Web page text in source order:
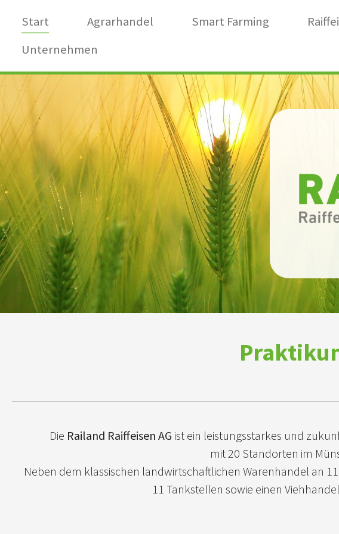
Start Agrarhandel Smart Farming
Unternehmen
Die Railand Raiffeisen AG ist ein leistungsstarkes und
mit 20 Standorten im
Neben dem klassischen landwirtschaftlichen Warenhandel an
11 Tankstellen sowie einen